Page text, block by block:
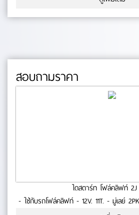
สอบถามราคา
ไดสตาร์ท โฟล์คลิฟท์
- ใช้กับรถโฟล์คลิฟท์ - 12V. 11T. - มู่เลย์ 2PK- ประกัน 6 เดือน- สินค้า